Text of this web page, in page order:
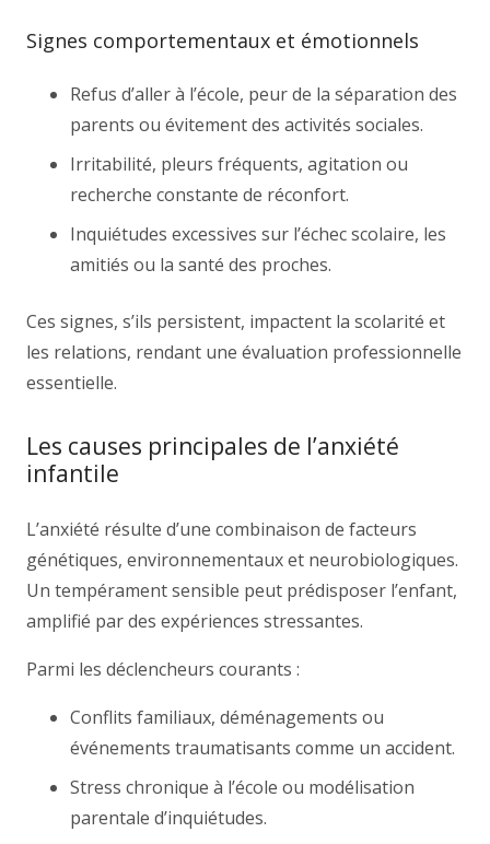
Signes comportementaux et émotionnels
Refus d’aller à l’école, peur de la séparation des
parents ou évitement des activités sociales.
Irritabilité, pleurs fréquents, agitation ou
recherche constante de réconfort.
Inquiétudes excessives sur l’échec scolaire, les
amitiés ou la santé des proches.
Ces signes, s’ils persistent, impactent la scolarité et
les relations, rendant une évaluation professionnelle
essentielle.
Les causes principales de l’anxiété
infantile
L’anxiété résulte d’une combinaison de facteurs
génétiques, environnementaux et neurobiologiques.
Un tempérament sensible peut prédisposer l’enfant,
amplifié par des expériences stressantes.
Parmi les déclencheurs courants :
Conflits familiaux, déménagements ou
événements traumatisants comme un accident.
Stress chronique à l’école ou modélisation
parentale d’inquiétudes.